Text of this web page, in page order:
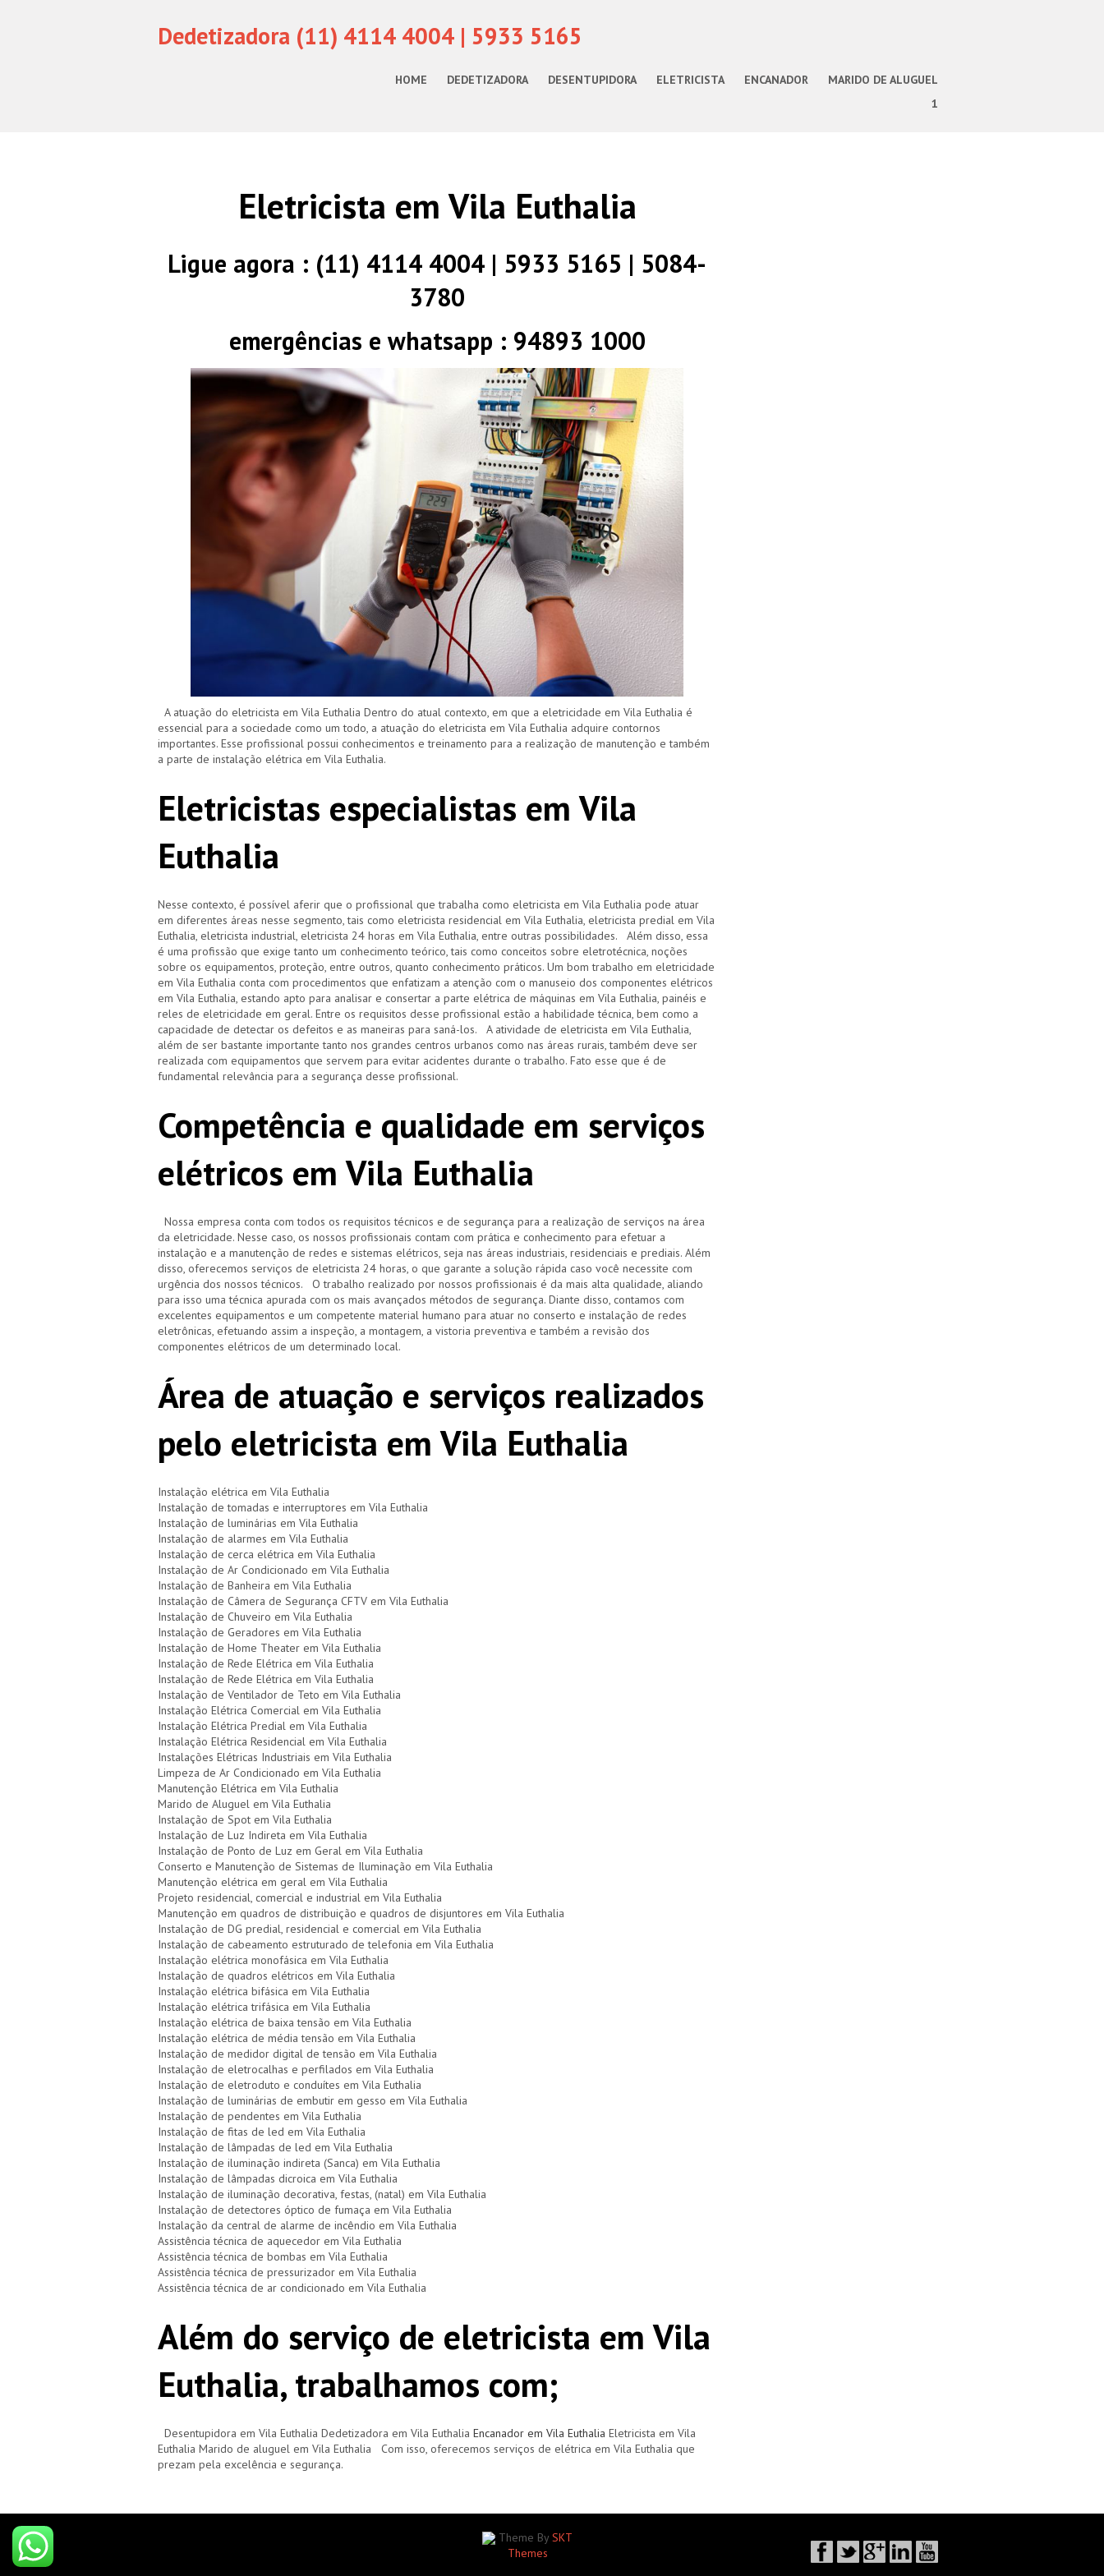
Dedetizadora (11) 4114 4004 | 5933 5165
HOME DEDETIZADORA DESENTUPIDORA ELETRICISTA ENCANADOR
MARIDO DE ALUGUEL
1
Eletricista em Vila Euthalia
Ligue agora : (11) 4114 4004 | 5933 5165 | 5084-
3780
emergências e whatsapp : 94893 1000
A atuação do eletricista em Vila Euthalia Dentro do atual contexto, em que a eletricidade em Vila Euthalia é
essencial para a sociedade como um todo, a atuação do eletricista em Vila Euthalia adquire contornos
importantes. Esse profissional possui conhecimentos e treinamento para a realização de manutenção e também
a parte de instalação elétrica em Vila Euthalia.
Eletricistas especialistas em Vila
Euthalia
Nesse contexto, é possível aferir que o profissional que trabalha como eletricista em Vila Euthalia pode atuar
em diferentes áreas nesse segmento, tais como eletricista residencial em Vila Euthalia, eletricista predial em Vila
Euthalia, eletricista industrial, eletricista 24 horas em Vila Euthalia, entre outras possibilidades. Além disso, essa
é uma profissão que exige tanto um conhecimento teórico, tais como conceitos sobre eletrotécnica, noções
sobre os equipamentos, proteção, entre outros, quanto conhecimento práticos. Um bom trabalho em eletricidade
em Vila Euthalia conta com procedimentos que enfatizam a atenção com o manuseio dos componentes elétricos
em Vila Euthalia, estando apto para analisar e consertar a parte elétrica de máquinas em Vila Euthalia, painéis e
reles de eletricidade em geral. Entre os requisitos desse profissional estão a habilidade técnica, bem como a
capacidade de detectar os defeitos e as maneiras para saná-los. A atividade de eletricista em Vila Euthalia,
além de ser bastante importante tanto nos grandes centros urbanos como nas áreas rurais, também deve ser
realizada com equipamentos que servem para evitar acidentes durante o trabalho. Fato esse que é de
fundamental relevância para a segurança desse profissional.
Competência e qualidade em serviços
elétricos em Vila Euthalia
Nossa empresa conta com todos os requisitos técnicos e de segurança para a realização de serviços na área
da eletricidade. Nesse caso, os nossos profissionais contam com prática e conhecimento para efetuar a
instalação e a manutenção de redes e sistemas elétricos, seja nas áreas industriais, residenciais e prediais. Além
disso, oferecemos serviços de eletricista 24 horas, o que garante a solução rápida caso você necessite com
urgência dos nossos técnicos. O trabalho realizado por nossos profissionais é da mais alta qualidade, aliando
para isso uma técnica apurada com os mais avançados métodos de segurança. Diante disso, contamos com
excelentes equipamentos e um competente material humano para atuar no conserto e instalação de redes
eletrônicas, efetuando assim a inspeção, a montagem, a vistoria preventiva e também a revisão dos
componentes elétricos de um determinado local.
Área de atuação e serviços realizados
pelo eletricista em Vila Euthalia
Instalação elétrica em Vila Euthalia
Instalação de tomadas e interruptores em Vila Euthalia
Instalação de luminárias em Vila Euthalia
Instalação de alarmes em Vila Euthalia
Instalação de cerca elétrica em Vila Euthalia
Instalação de Ar Condicionado em Vila Euthalia
Instalação de Banheira em Vila Euthalia
Instalação de Câmera de Segurança CFTV em Vila Euthalia
Instalação de Chuveiro em Vila Euthalia
Instalação de Geradores em Vila Euthalia
Instalação de Home Theater em Vila Euthalia
Instalação de Rede Elétrica em Vila Euthalia
Instalação de Rede Elétrica em Vila Euthalia
Instalação de Ventilador de Teto em Vila Euthalia
Instalação Elétrica Comercial em Vila Euthalia
Instalação Elétrica Predial em Vila Euthalia
Instalação Elétrica Residencial em Vila Euthalia
Instalações Elétricas Industriais em Vila Euthalia
Limpeza de Ar Condicionado em Vila Euthalia
Manutenção Elétrica em Vila Euthalia
Marido de Aluguel em Vila Euthalia
Instalação de Spot em Vila Euthalia
Instalação de Luz Indireta em Vila Euthalia
Instalação de Ponto de Luz em Geral em Vila Euthalia
Conserto e Manutenção de Sistemas de Iluminação em Vila Euthalia
Manutenção elétrica em geral em Vila Euthalia
Projeto residencial, comercial e industrial em Vila Euthalia
Manutenção em quadros de distribuição e quadros de disjuntores em Vila Euthalia
Instalação de DG predial, residencial e comercial em Vila Euthalia
Instalação de cabeamento estruturado de telefonia em Vila Euthalia
Instalação elétrica monofásica em Vila Euthalia
Instalação de quadros elétricos em Vila Euthalia
Instalação elétrica bifásica em Vila Euthalia
Instalação elétrica trifásica em Vila Euthalia
Instalação elétrica de baixa tensão em Vila Euthalia
Instalação elétrica de média tensão em Vila Euthalia
Instalação de medidor digital de tensão em Vila Euthalia
Instalação de eletrocalhas e perfilados em Vila Euthalia
Instalação de eletroduto e conduítes em Vila Euthalia
Instalação de luminárias de embutir em gesso em Vila Euthalia
Instalação de pendentes em Vila Euthalia
Instalação de fitas de led em Vila Euthalia
Instalação de lâmpadas de led em Vila Euthalia
Instalação de iluminação indireta (Sanca) em Vila Euthalia
Instalação de lâmpadas dicroica em Vila Euthalia
Instalação de iluminação decorativa, festas, (natal) em Vila Euthalia
Instalação de detectores óptico de fumaça em Vila Euthalia
Instalação da central de alarme de incêndio em Vila Euthalia
Assistência técnica de aquecedor em Vila Euthalia
Assistência técnica de bombas em Vila Euthalia
Assistência técnica de pressurizador em Vila Euthalia
Assistência técnica de ar condicionado em Vila Euthalia
Além do serviço de eletricista em Vila
Euthalia, trabalhamos com;
Desentupidora em Vila Euthalia Dedetizadora em Vila Euthalia Encanador em Vila Euthalia Eletricista em Vila
Euthalia Marido de aluguel em Vila Euthalia Com isso, oferecemos serviços de elétrica em Vila Euthalia que
prezam pela excelência e segurança.
Theme By SKT
Themes